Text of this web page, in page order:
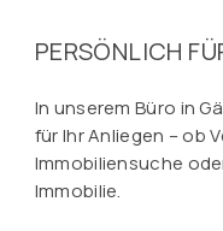
PERSÖNLICH
In unserem Büro in
für Ihr Anliegen – ob
Immobiliensuche
Immobilie.